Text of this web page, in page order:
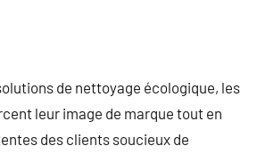
de nettoyage écologique, les
leur image de marque tout en
des clients soucieux de